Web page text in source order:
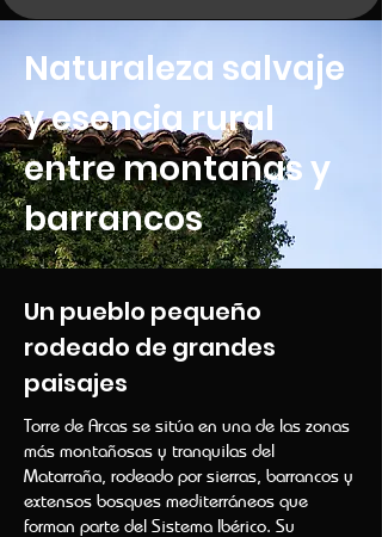
Naturaleza salvaje
y esencia rural
entre montañas y
barrancos
Un pueblo pequeño
rodeado de grandes
paisajes
Torre de Arcas se sitúa en una de las zonas
más montañosas y tranquilas del
Matarraña, rodeado por sierras, barrancos y
extensos bosques mediterráneos que
forman parte del Sistema Ibérico. Su